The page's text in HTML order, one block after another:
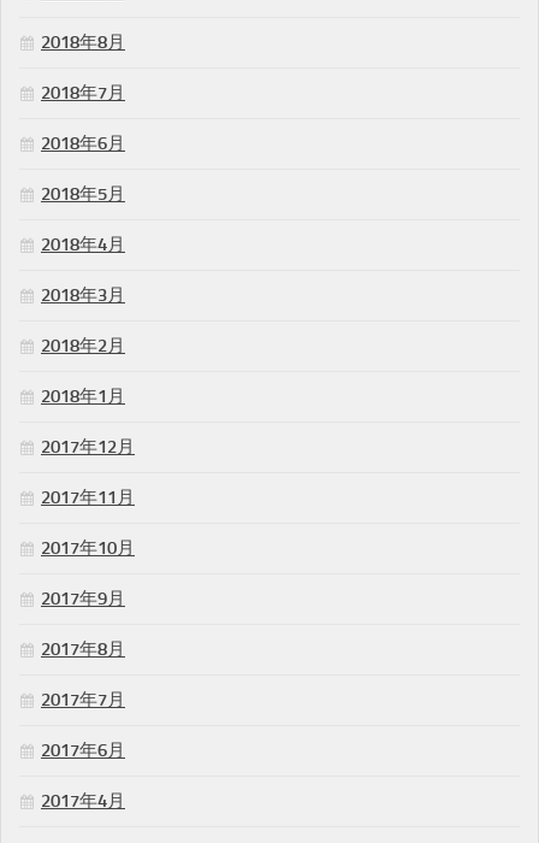
2018年8月
2018年7月
2018年6月
2018年5月
2018年4月
2018年3月
2018年2月
2018年1月
2017年12月
2017年11月
2017年10月
2017年9月
2017年8月
2017年7月
2017年6月
2017年4月